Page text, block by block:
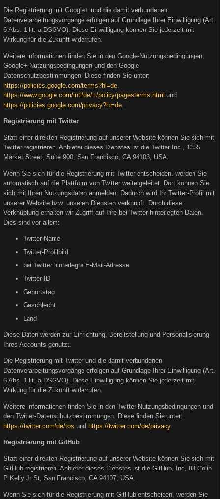
Die Registrierung mit Google+ und die damit verbundenen
Datenverarbeitungsvorgänge erfolgen auf Grundlage Ihrer Einwilligung (Art.
6 Abs. 1 lit. a DSGVO). Diese Einwilligung können Sie jederzeit mit
Wirkung für die Zukunft widerrufen.
Weitere Informationen finden Sie in den Google-Nutzungsbedingungen,
Google+-Nutzungsbedingungen und den Google-
Datenschutzbestimmungen. Diese finden Sie unter:
https://policies.google.com/terms?hl=de,
https://www.google.com/intl/de/+/policy/pagesterms.html und
https://policies.google.com/privacy?hl=de.
Registrierung mit Twitter
Statt einer direkten Registrierung auf unserer Website können Sie sich mit
Twitter registrieren. Anbieter dieses Dienstes ist die Twitter Inc., 1355
Market Street, Suite 900, San Francisco, CA 94103, USA.
Wenn Sie sich für die Registrierung mit Twitter entscheiden, werden Sie
automatisch auf die Plattform von Twitter weitergeleitet. Dort können Sie
sich mit Ihren Nutzungsdaten anmelden. Dadurch wird Ihr Twitter-Profil mit
unserer Website bzw. unseren Diensten verknüpft. Durch diese
Verknüpfung erhalten wir Zugriff auf Ihre bei Twitter hinterlegten Daten.
Dies sind vor allem:
Twitter-Name
Twitter-Profilbild
bei Twitter hinterlegte E-Mail-Adresse
Twitter-ID
Geburtstag
Geschlecht
Land
Diese Daten werden zur Einrichtung, Bereitstellung und Personalisierung
Ihres Accounts genutzt.
Die Registrierung mit Twitter und die damit verbundenen
Datenverarbeitungsvorgänge erfolgen auf Grundlage Ihrer Einwilligung (Art.
6 Abs. 1 lit. a DSGVO). Diese Einwilligung können Sie jederzeit mit
Wirkung für die Zukunft widerrufen.
Weitere Informationen finden Sie in den Twitter-Nutzungsbedingungen und
den Twitter-Datenschutzbestimmungen. Diese finden Sie unter:
https://twitter.com/de/tos und https://twitter.com/de/privacy.
Registrierung mit GitHub
Statt einer direkten Registrierung auf unserer Website können Sie sich mit
GitHub registrieren. Anbieter dieses Dienstes ist die GitHub, Inc, 88 Colin
P Kelly Jr St, San Francisco, CA 94107, USA.
Wenn Sie sich für die Registrierung mit GitHub entscheiden, werden Sie